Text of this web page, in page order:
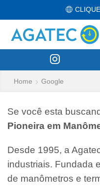
Home Google
Se você esta
Pioneira em
Desde 1995, a
industriais. Fundada
de manômetros e